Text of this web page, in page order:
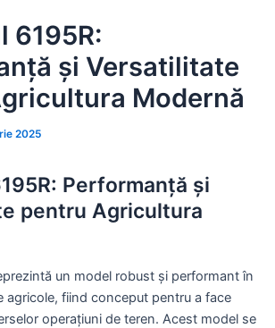
6195R:
și Versatilitate
Modernă
2025
Performanță și
pentru Agricultura
un model robust și performant în
agricole, fiind conceput pentru a face
operațiuni de teren. Acest model se